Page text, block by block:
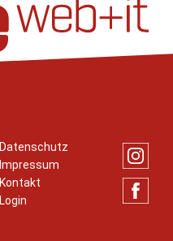
Datenschutz
Impressum
Kontakt
Login